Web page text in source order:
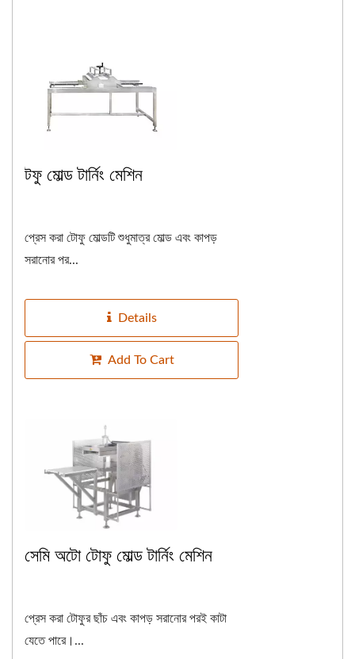
টফু মোল্ড টার্নিং মেশিন
প্রেস করা টোফু মোল্ডটি শুধুমাত্র মোল্ড এবং কাপড়
সরানোর পর...
Details
Add To Cart
সেমি অটো টোফু মোল্ড টার্নিং মেশিন
প্রেস করা টোফুর ছাঁচ এবং কাপড় সরানোর পরই কাটা
যেতে পারে।...